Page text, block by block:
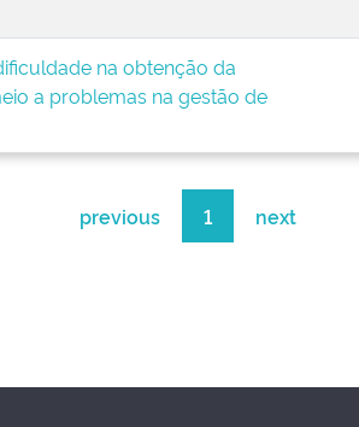
na obtenção da
a problemas na gestão de
previous 1 next